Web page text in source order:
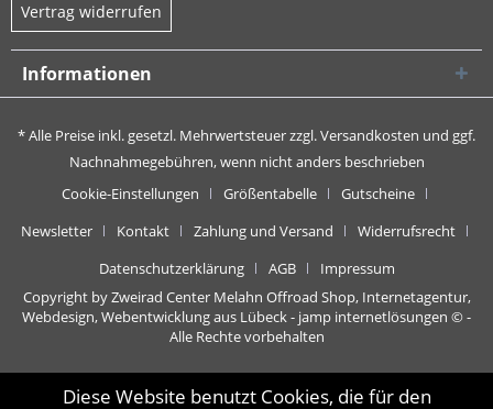
Vertrag widerrufen
Informationen
* Alle Preise inkl. gesetzl. Mehrwertsteuer zzgl.Versandkosten und ggf.
Nachnahmegebühren, wenn nicht anders beschrieben
Cookie-Einstellungen
Größentabelle
Gutscheine
Newsletter
Kontakt Zahlung und Versand
Widerrufsrecht
Datenschutzerklärung
AGB
Impressum
Copyright by Zweirad Center Melahn Offroad Shop, Internetagentur,
Webdesign, Webentwicklung aus Lübeck - jamp internetlösungen © -
Alle Rechte vorbehalten
Diese Website benutzt Cookies, die für den